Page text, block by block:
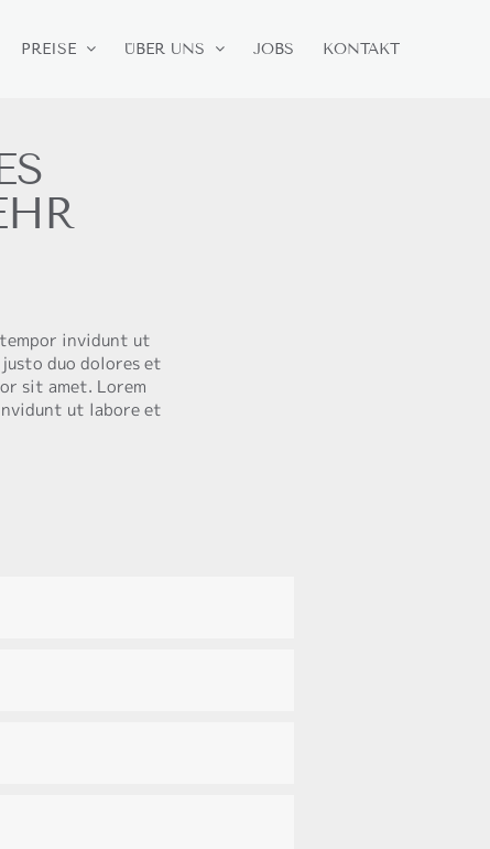
PREISE ÜBER UNS JOBS KONTAKT
invidunt ut
duo dolores et
sit amet. Lorem
ut labore et